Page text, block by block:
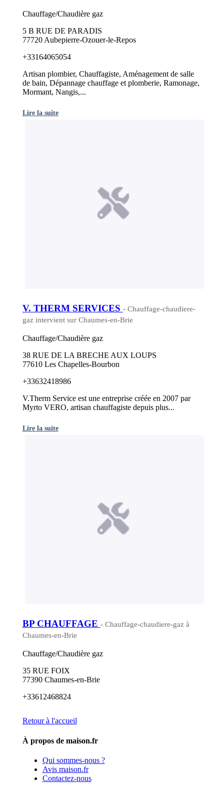
Chauffage/Chaudière gaz
5 B RUE DE PARADIS
77720 Aubepierre-Ozouer-le-Repos
+33164065054
Artisan plombier, Chauffagiste, Aménagement de salle
de bain, Dépannage chauffage et plomberie, Ramonage,
Mormant, Nangis,...
Lire la suite
V. THERM SERVICES - Chauffage-chaudiere-
gaz intervient sur Chaumes-en-Brie
Chauffage/Chaudière gaz
38 RUE DE LA BRECHE AUX LOUPS
77610 Les Chapelles-Bourbon
+33632418986
V.Therm Service est une entreprise créée en 2007 par
Myrto VERO, artisan chauffagiste depuis plus...
Lire la suite
BP CHAUFFAGE - Chauffage-chaudiere-gaz à
Chaumes-en-Brie
Chauffage/Chaudière gaz
35 RUE FOIX
77390 Chaumes-en-Brie
+33612468824
Retour à l'accueil
À propos de maison.fr
Qui sommes-nous ?
Avis maison.fr
Contactez-nous